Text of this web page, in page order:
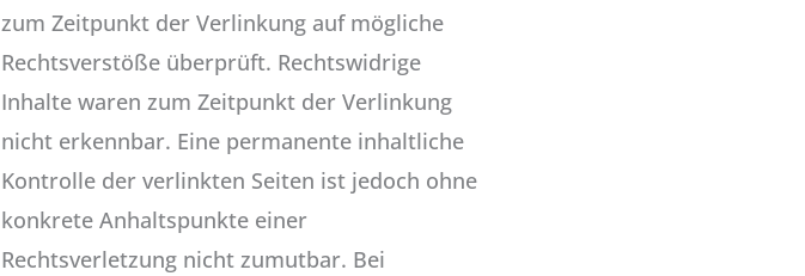
zum Zeitpunkt der Verlinkung auf mögliche
Rechtsverstöße überprüft. Rechtswidrige
Inhalte waren zum Zeitpunkt der Verlinkung
nicht erkennbar. Eine permanente inhaltliche
Kontrolle der verlinkten Seiten ist jedoch ohne
konkrete Anhaltspunkte einer
Rechtsverletzung nicht zumutbar. Bei